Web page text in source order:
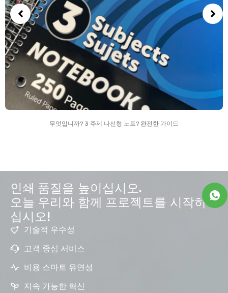
무엇입니까? 3 주제 나선형 노트? 완전한 가이드
인쇄 품질을 높이십시오.
오늘 우리와 함께 프로젝트를 시작하
십시오!
기술적 우수성
고객 중심 서비스
비용 스마트 유연성
지속 가능한 혁신